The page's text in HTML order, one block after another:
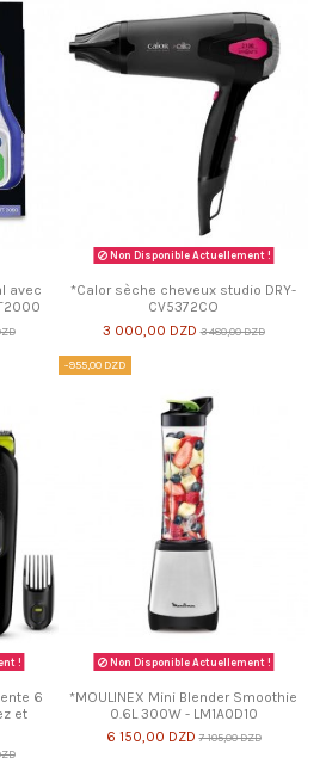
avec
Non Disponible Actuellement !
*Calor sèche cheveux studio DRY-
CV5372CO
3 000,00 DZD 3 480,00 DZD
!
6
et
-955,00 DZD
Non Disponible Actuellement !
*MOULINEX Mini Blender Smoothie
0.6L 300W - LM1A0D10
6 150,00 DZD 7 105,00 DZD